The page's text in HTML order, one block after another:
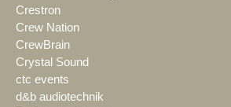
Crestron
Crew Nation
CrewBrain
Crystal Sound
ctc events
d&b audiotechnik